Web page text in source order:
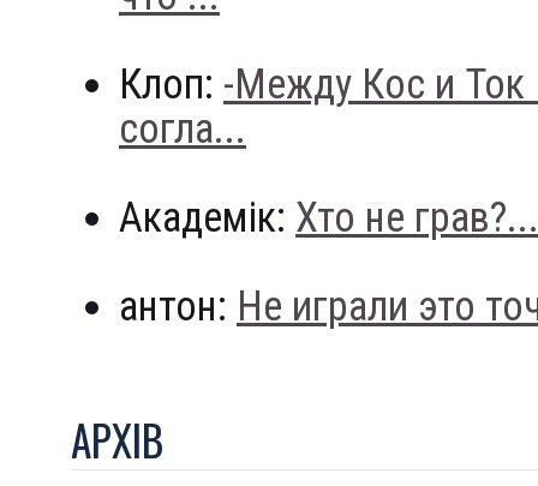
Клоп: -Между Кос и
согла...
Академік: Хто не грав?...
антон: Не играли это
АРХIВ